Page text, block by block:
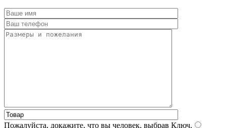
Пожалуйста, докажите, что вы человек, выбрав Ключ.